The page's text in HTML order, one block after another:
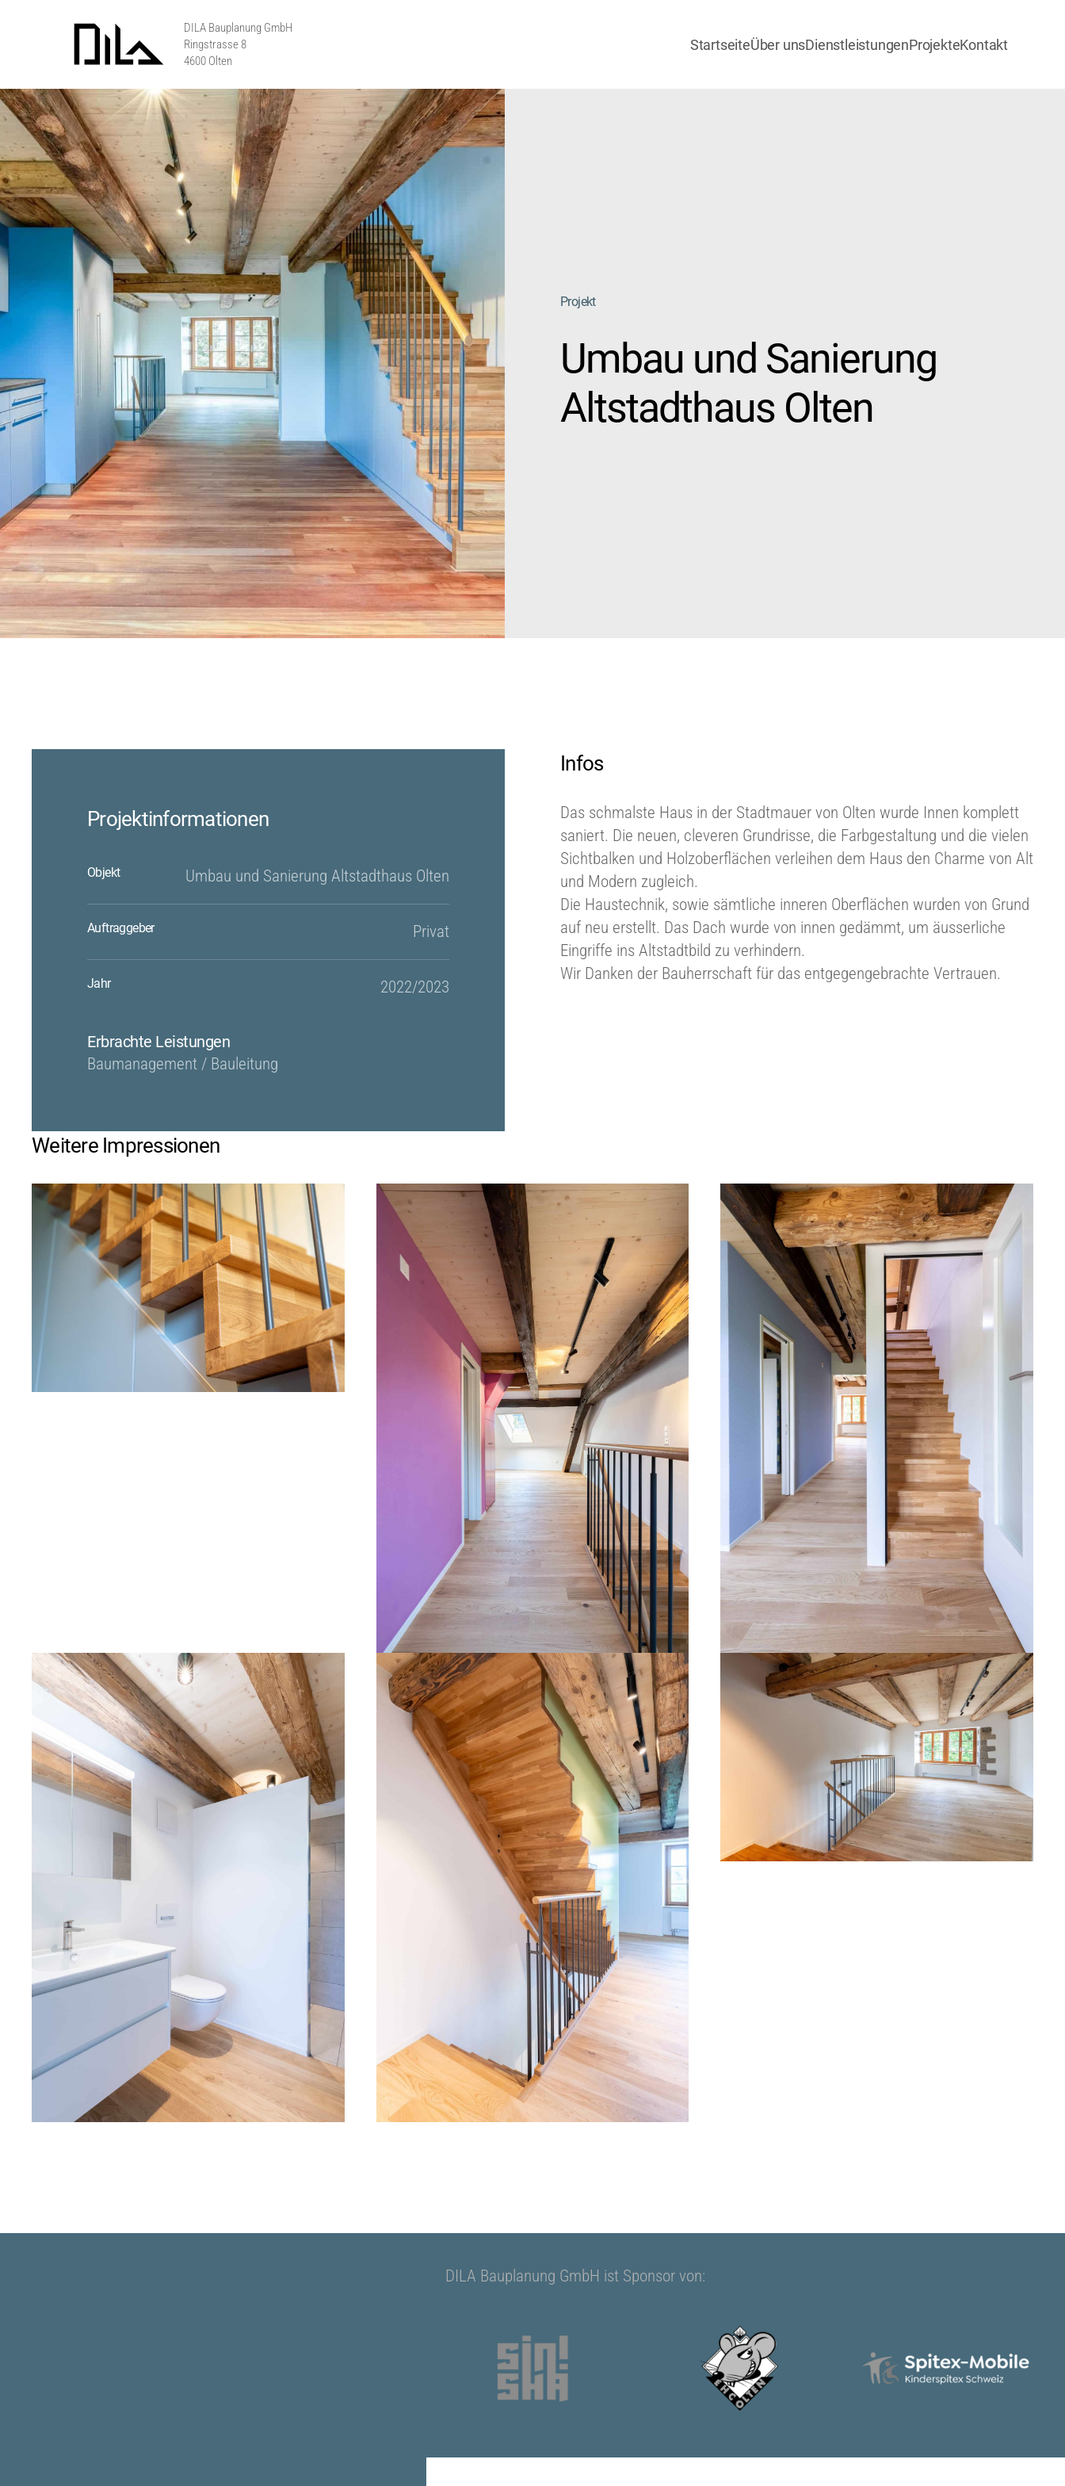
Skip to main content StartseiteÜber unsDienstleistungenProjekteKontakt
Projekt
Umbau und Sanierung
Altstadthaus Olten
Projektinformationen
Objekt Umbau und Sanierung Altstadthaus Olten
Auftraggeber Privat
Jahr 2022/2023
Erbrachte Leistungen
Baumanagement / Bauleitung
Infos
Das schmalste Haus in der Stadtmauer von Olten wurde Innen komplett
saniert. Die neuen, cleveren Grundrisse, die Farbgestaltung und die vielen
Sichtbalken und Holzoberflächen verleihen dem Haus den Charme von Alt
und Modern zugleich.
Die Haustechnik, sowie sämtliche inneren Oberflächen wurden von Grund
auf neu erstellt. Das Dach wurde von innen gedämmt, um äusserliche
Eingriffe ins Altstadtbild zu verhindern.
Wir Danken der Bauherrschaft für das entgegengebrachte Vertrauen.
Weitere Impressionen
DILA Bauplanung GmbH ist Sponsor von: